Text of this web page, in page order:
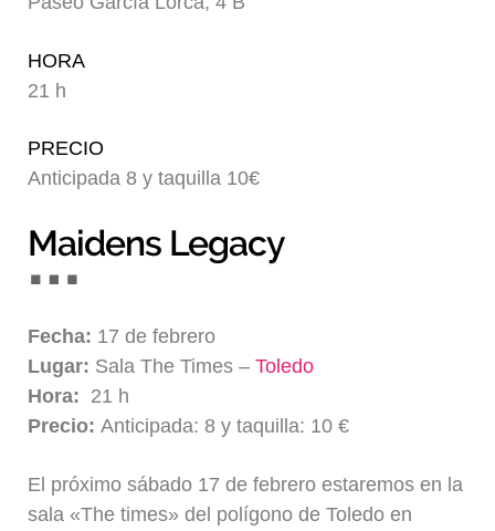
Blog
HORA
21 h
PRECIO
Anticipada 8 y taquilla 10€
Maidens Legacy
Fecha: 17 de febrero
Lugar: Sala The Times –Toledo
Hora: 21 h
Precio: Anticipada: 8 y taquilla: 10 €
El próximo sábado 17 de febrero estaremos en la
sala «The times» del polígono de Toledo en